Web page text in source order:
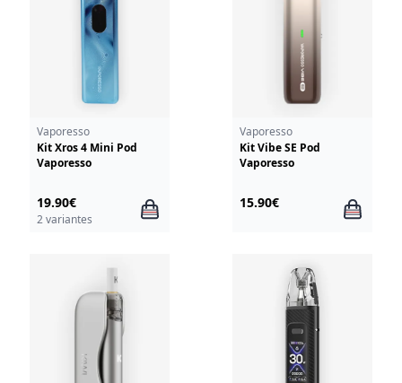
Vaporesso
Kit Xros 4 Mini Pod
Vaporesso
19.90€
2 variantes
Vaporesso
Kit Vibe SE Pod
Vaporesso
15.90€